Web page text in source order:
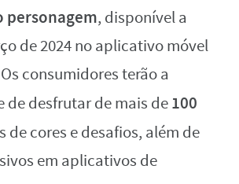
personagem, disponível a
de 2024 no aplicativo móvel
Os consumidores terão a
desfrutar de mais de100
de cores e desafios, além de
em aplicativos de